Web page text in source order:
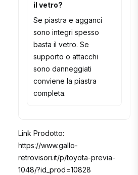
il vetro?
Se piastra e agganci
sono integri spesso
basta il vetro. Se
supporto o attacchi
sono danneggiati
conviene la piastra
completa.
Link Prodotto:
https://www.gallo-
retrovisori.it/p/toyota-previa-
1048/?id_prod=10828